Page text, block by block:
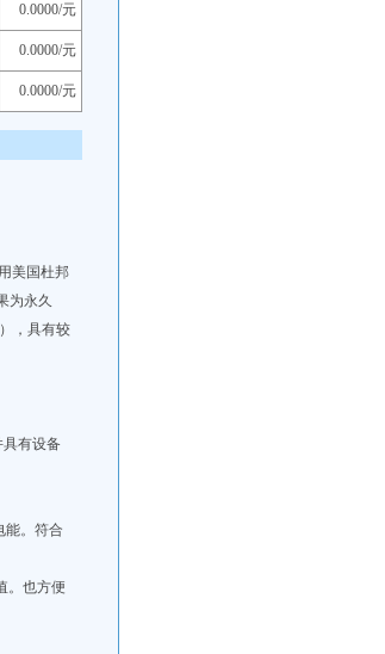
0.0000/元
0.0000/元
0.0000/元
美国杜邦
为永久
，具有较
具有设备
能。符合
。也方便